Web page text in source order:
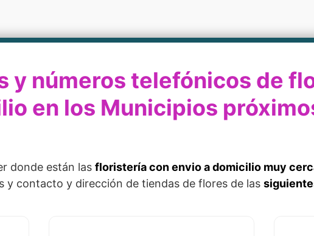
y números telefónicos de
en los Municipios
donde están las floristería con envio a domicilio muy
y contacto y dirección de tiendas de flores de las